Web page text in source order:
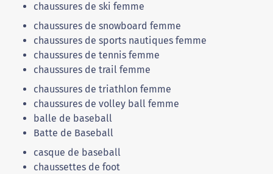
chaussures de ski femme
chaussures de snowboard femme
chaussures de sports nautiques femme
chaussures de tennis femme
chaussures de trail femme
chaussures de triathlon femme
chaussures de volley ball femme
balle de baseball
Batte de Baseball
casque de baseball
chaussettes de foot